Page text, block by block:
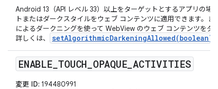
Android 13（API レベル 33）以上をターゲットとするアプリの場
トまたはダークスタイルをウェブ コンテンツに適用できます。
によるダークニングを使って WebView のウェブ コンテンツをダ
詳しくは、
setAlgorithmicDarkeningAllowed(boolean)
ENABLE TOUCH OPAQUE ACTIVITIES
変更 ID: 194480991